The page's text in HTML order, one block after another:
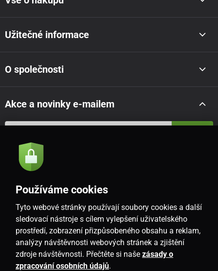
Užitečné informace
O společnosti
Akce a novinky e-mailem
Souhlasím se
CZ
Používáme cookies
Tyto webové stránky používají soubory cookies a další
sledovací nástroje s cílem vylepšení uživatelského
prostředí, zobrazení přizpůsobeného obsahu a reklam,
analýzy návštěvnosti webových stránek a zjištění
zdroje návštěvnosti. Přečtěte si naše zásady o
zpracování osobních údajů.